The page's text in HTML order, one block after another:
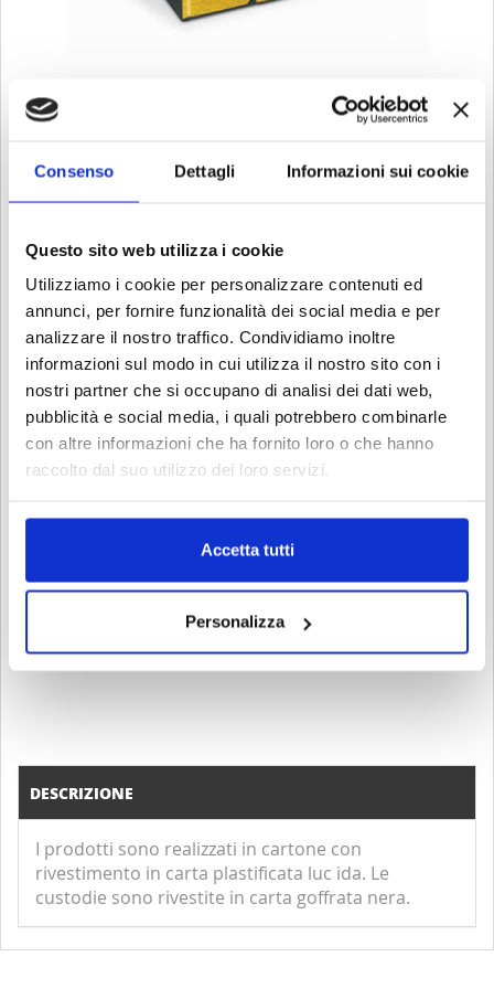
Consenso Dettagli Informazioni sui cookie
Questo sito web utilizza i cookie
Utilizziamo i cookie per personalizzare contenuti ed
annunci, per fornire funzionalità dei social media e per
analizzare il nostro traffico. Condividiamo inoltre
informazioni sul modo in cui utilizza il nostro sito con i
nostri partner che si occupano di analisi dei dati web,
pubblicità e social media, i quali potrebbero combinarle
con altre informazioni che ha fornito loro o che hanno
raccolto dal suo utilizzo dei loro servizi.
Accetta tutti
Personalizza
HOME ARCHIVIO
>
REGISTRATORI SET 3PZ 7805 COD 7805GOGH4
7805GOGH4
Cod 91007210
€ 18.00 Iva esclusa
CONDIZIONI DI VENDITA
TEMPI E COSTI
ACQUISTA
DESCRIZIONE
I prodotti sono realizzati in cartone con
rivestimento in carta plastificata luc ida. Le
custodie sono rivestite in carta goffrata nera.